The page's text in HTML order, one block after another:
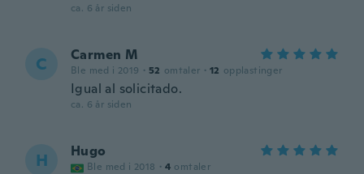
ca. 6 år siden
C Carmen M
Ble med i 2019 · 52 omtaler · 12 opplastinger
Igual al solicitado.
ca. 6 år siden
H Hugo
Ble med i 2018 · 4 omtaler